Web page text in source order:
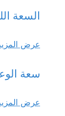
السعة
عرض
سعة
عرض